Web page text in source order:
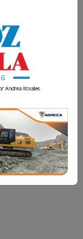
·
con motivo
el carácter
y con
la actividad
con
sustituyendo
en sus
que